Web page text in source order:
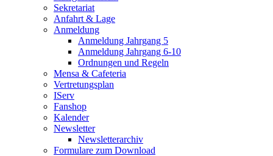
Sekretariat
Anfahrt & Lage
Anmeldung
Anmeldung Jahrgang 5
Anmeldung Jahrgang 6-10
Ordnungen und Regeln
Mensa & Cafeteria
Vertretungsplan
IServ
Fanshop
Kalender
Newsletter
Newsletterarchiv
Formulare zum Download